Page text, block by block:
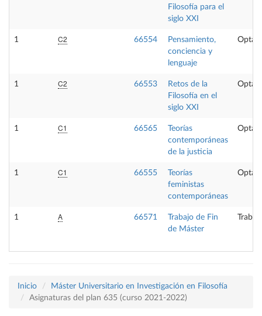
Filosofía para el
siglo XXI
1 C2 66554
Pensamiento,
conciencia y
lenguaje
1 C2 66553
Retos de la
Filosofía en el
siglo XXI
1 C1 66565
Teorías
contemporáneas
de la justicia
1 C1 66555
Teorías
feministas
contemporáneas
1 A 66571
Trabajo de Fin
de Máster
Inicio
Máster Universitario en Investigación en Filosofía
Asignaturas del plan 635 (curso 2021-2022)